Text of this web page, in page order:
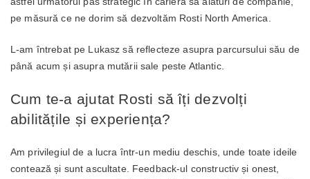
pe măsură ce ne dorim să dezvoltăm Rosti North America.
L-am întrebat pe Lukasz să reflecteze asupra parcursului său de
până acum și asupra mutării sale peste Atlantic.
Cum te-a ajutat Rosti să îți dezvolți
abilitățile și experiența?
Am privilegiul de a lucra într-un mediu deschis, unde toate ideile
contează și sunt ascultate. Feedback-ul constructiv și onest,